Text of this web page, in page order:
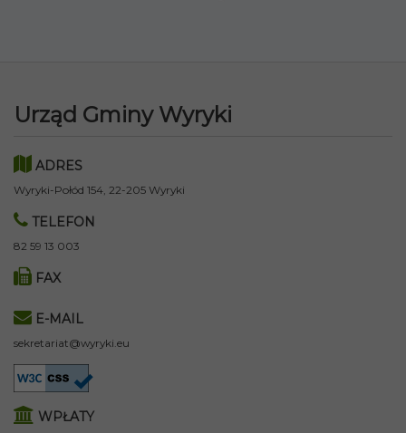
Urząd Gminy Wyryki
ADRES
Wyryki-Połód 154, 22-205 Wyryki
TELEFON
82 59 13 003
FAX
E-MAIL
sekretariat@wyryki.eu
WPŁATY